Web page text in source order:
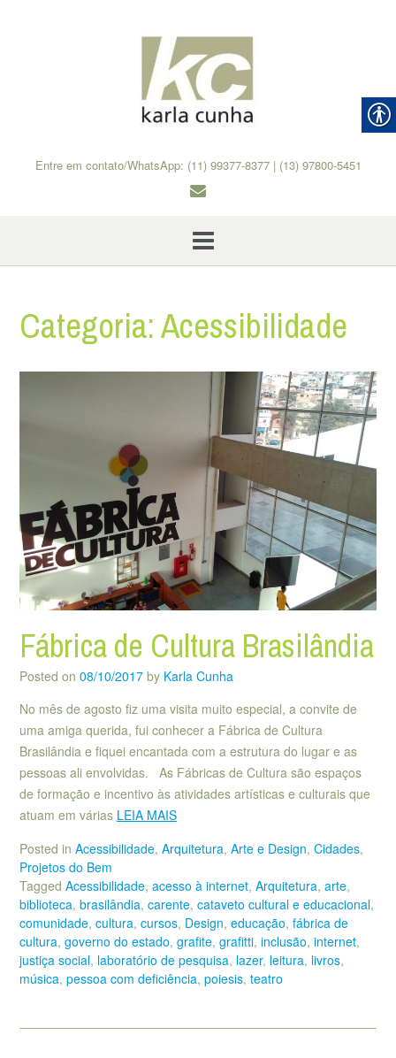
Entre em contato/WhatsApp: (11) 99377-8377 | (13) 97800-5451
Categoria:Acessibilidade
Fábrica de Cultura Brasilândia
Posted on 08/10/2017 by Karla Cunha
No mês de agosto fiz uma visita muito especial, a convite de
uma amiga querida, fui conhecer a Fábrica de Cultura
Brasilândia e fiquei encantada com a estrutura do lugar e as
pessoas ali envolvidas. As Fábricas de Cultura são espaços
de formação e incentivo às atividades artísticas e culturais que
atuam em várias LEIA MAIS
Posted in Acessibilidade, Arquitetura, Arte e Design, Cidades,
Projetos do Bem
Tagged Acessibilidade, acesso à internet, Arquitetura, arte,
biblioteca, brasilândia, carente, cataveto cultural e educacional,
comunidade, cultura, cursos, Design, educação, fábrica de
cultura, governo do estado, grafite, grafitti, inclusão, internet,
justiça social, laboratório de pesquisa, lazer, leitura, livros,
música, pessoa com deficiência, poiesis, teatro